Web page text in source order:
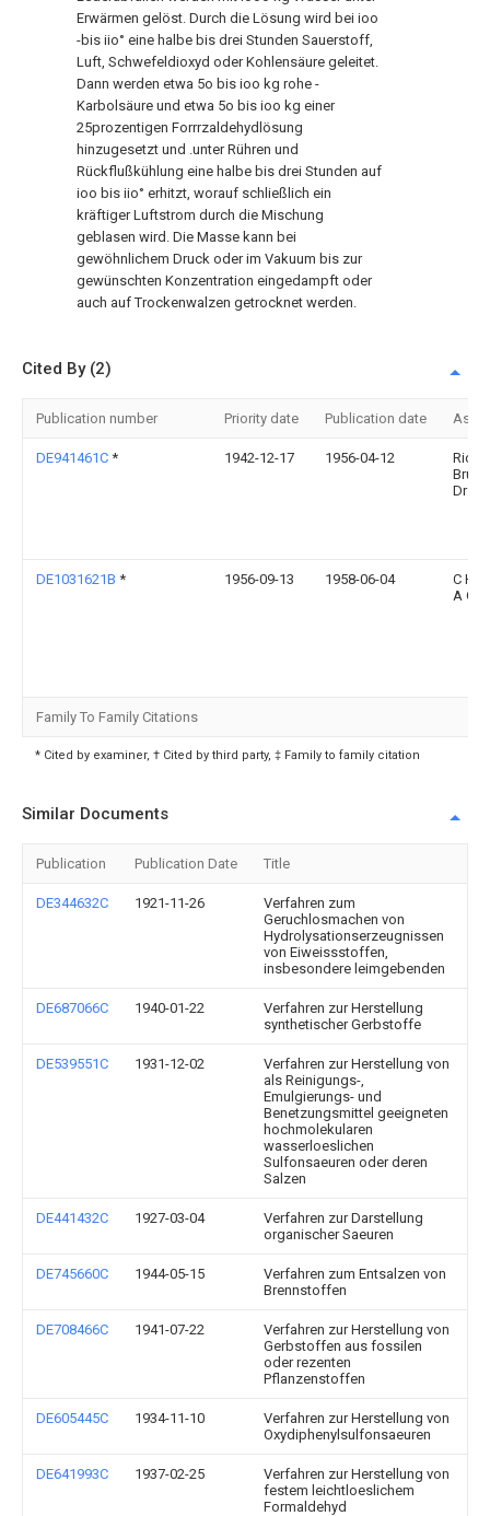
Erwärmen gelöst. Durch die Lösung wird bei ioo
-bis iio° eine halbe bis drei Stunden Sauerstoff,
Luft, Schwefeldioxyd oder Kohlensäure geleitet.
Dann werden etwa 5o bis ioo kg rohe -
Karbolsäure und etwa 5o bis ioo kg einer
25prozentigen Forrrzaldehydlösung
hinzugesetzt und .unter Rühren und
Rückflußkühlung eine halbe bis drei Stunden auf
ioo bis iio° erhitzt, worauf schließlich ein
kräftiger Luftstrom durch die Mischung
geblasen wird. Die Masse kann bei
gewöhnlichem Druck oder im Vakuum bis zur
gewünschten Konzentration eingedampft oder
auch auf Trockenwalzen getrocknet werden.
Cited By (2)
Publication number Priority date Publication date
DE941461C * 1942-12-17 1956-04-12
Dr Ing
DE1031621B * 1956-09-13 1958-06-04
C H
A G
Family To Family Citations
* Cited by examiner, † Cited by third party, ‡ Family to family citation
Similar Documents
Publication Publication Date Title
DE344632C 1921-11-26
Verfahren zum
Geruchlosmachen von
Hydrolysationserzeugnissen
von Eiweissstoffen,
insbesondere leimgebenden
DE687066C 1940-01-22
Verfahren zur Herstellung
synthetischer Gerbstoffe
DE539551C 1931-12-02
Verfahren zur Herstellung von
als Reinigungs-,
Emulgierungs- und
Benetzungsmittel geeigneten
hochmolekularen
wasserloeslichen
Sulfonsaeuren oder deren
Salzen
DE441432C 1927-03-04
Verfahren zur Darstellung
organischer Saeuren
DE745660C 1944-05-15
Verfahren zum Entsalzen von
Brennstoffen
DE708466C 1941-07-22
Verfahren zur Herstellung von
Gerbstoffen aus fossilen
oder rezenten
Pflanzenstoffen
DE605445C 1934-11-10
Verfahren zur Herstellung von
Oxydiphenylsulfonsaeuren
DE641993C 1937-02-25
Verfahren zur Herstellung von
festem leichtloeslichem
Formaldehyd